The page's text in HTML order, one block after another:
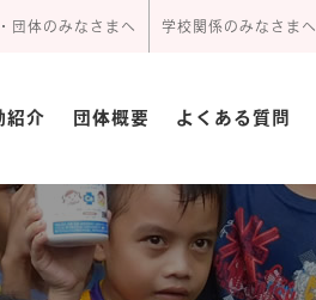
団体のみなさまへ 学校関係のみなさまへ
紹介
報告 頂いたお手紙
団体概要
款 周辺アクセス 事業報告書
よくある質問